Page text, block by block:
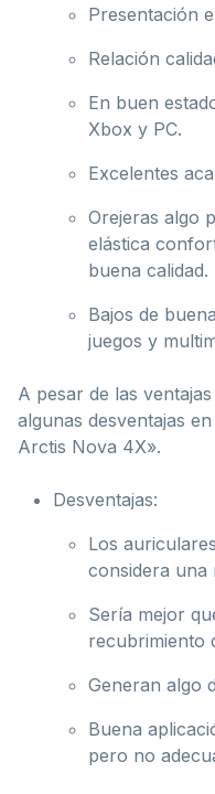
Presentación
Relación
En buen
Xbox y PC.
Excelentes
Orejeras algo
elástica
buena calidad.
Bajos de
juegos y
A pesar de las
algunas desventajas
Arctis Nova 4X».
Desventajas:
Los
considera una
Sería mejor
recubrimiento
Generan algo
Buena
pero no